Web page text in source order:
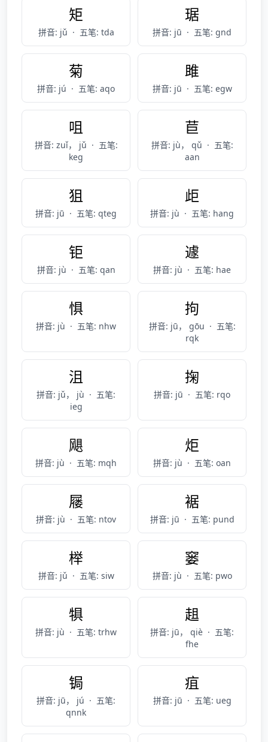
矩
拼音: jǔ · 五笔: tda
琚
拼音: jū · 五笔: gnd
菊
拼音: jú · 五笔: aqo
雎
拼音: jū · 五笔: egw
咀
拼音: zuǐ， jǔ · 五笔:
keg
苣
拼音: jù， qǔ · 五笔:
aan
狙
拼音: jū · 五笔: qteg
歫
拼音: jù · 五笔: hang
钜
拼音: jù · 五笔: qan
遽
拼音: jù · 五笔: hae
惧
拼音: jù · 五笔: nhw
拘
拼音: jū， gōu · 五笔:
rqk
沮
拼音: jǔ， jù · 五笔:
ieg
掬
拼音: jū · 五笔: rqo
飓
拼音: jù · 五笔: mqh
炬
拼音: jù · 五笔: oan
屦
拼音: jù · 五笔: ntov
裾
拼音: jū · 五笔: pund
榉
拼音: jǔ · 五笔: siw
窭
拼音: jù · 五笔: pwo
犋
拼音: jù · 五笔: trhw
趄
拼音: jū， qiè · 五笔:
fhe
锔
拼音: jū， jú · 五笔:
qnnk
疽
拼音: jū · 五笔: ueg